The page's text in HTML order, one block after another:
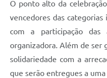
O ponto alto da
vencedores das
com a participação das
organizadora. Além de ser
solidariedade com a
que serão entregues a